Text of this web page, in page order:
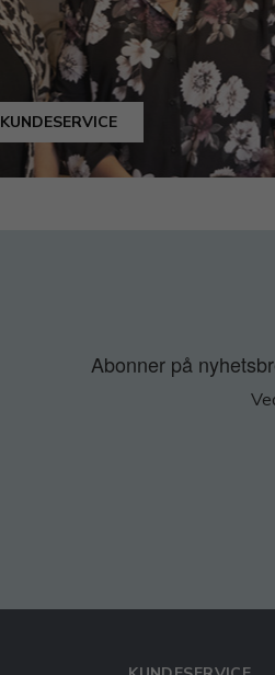
KUNDESERVICE
Abonner på